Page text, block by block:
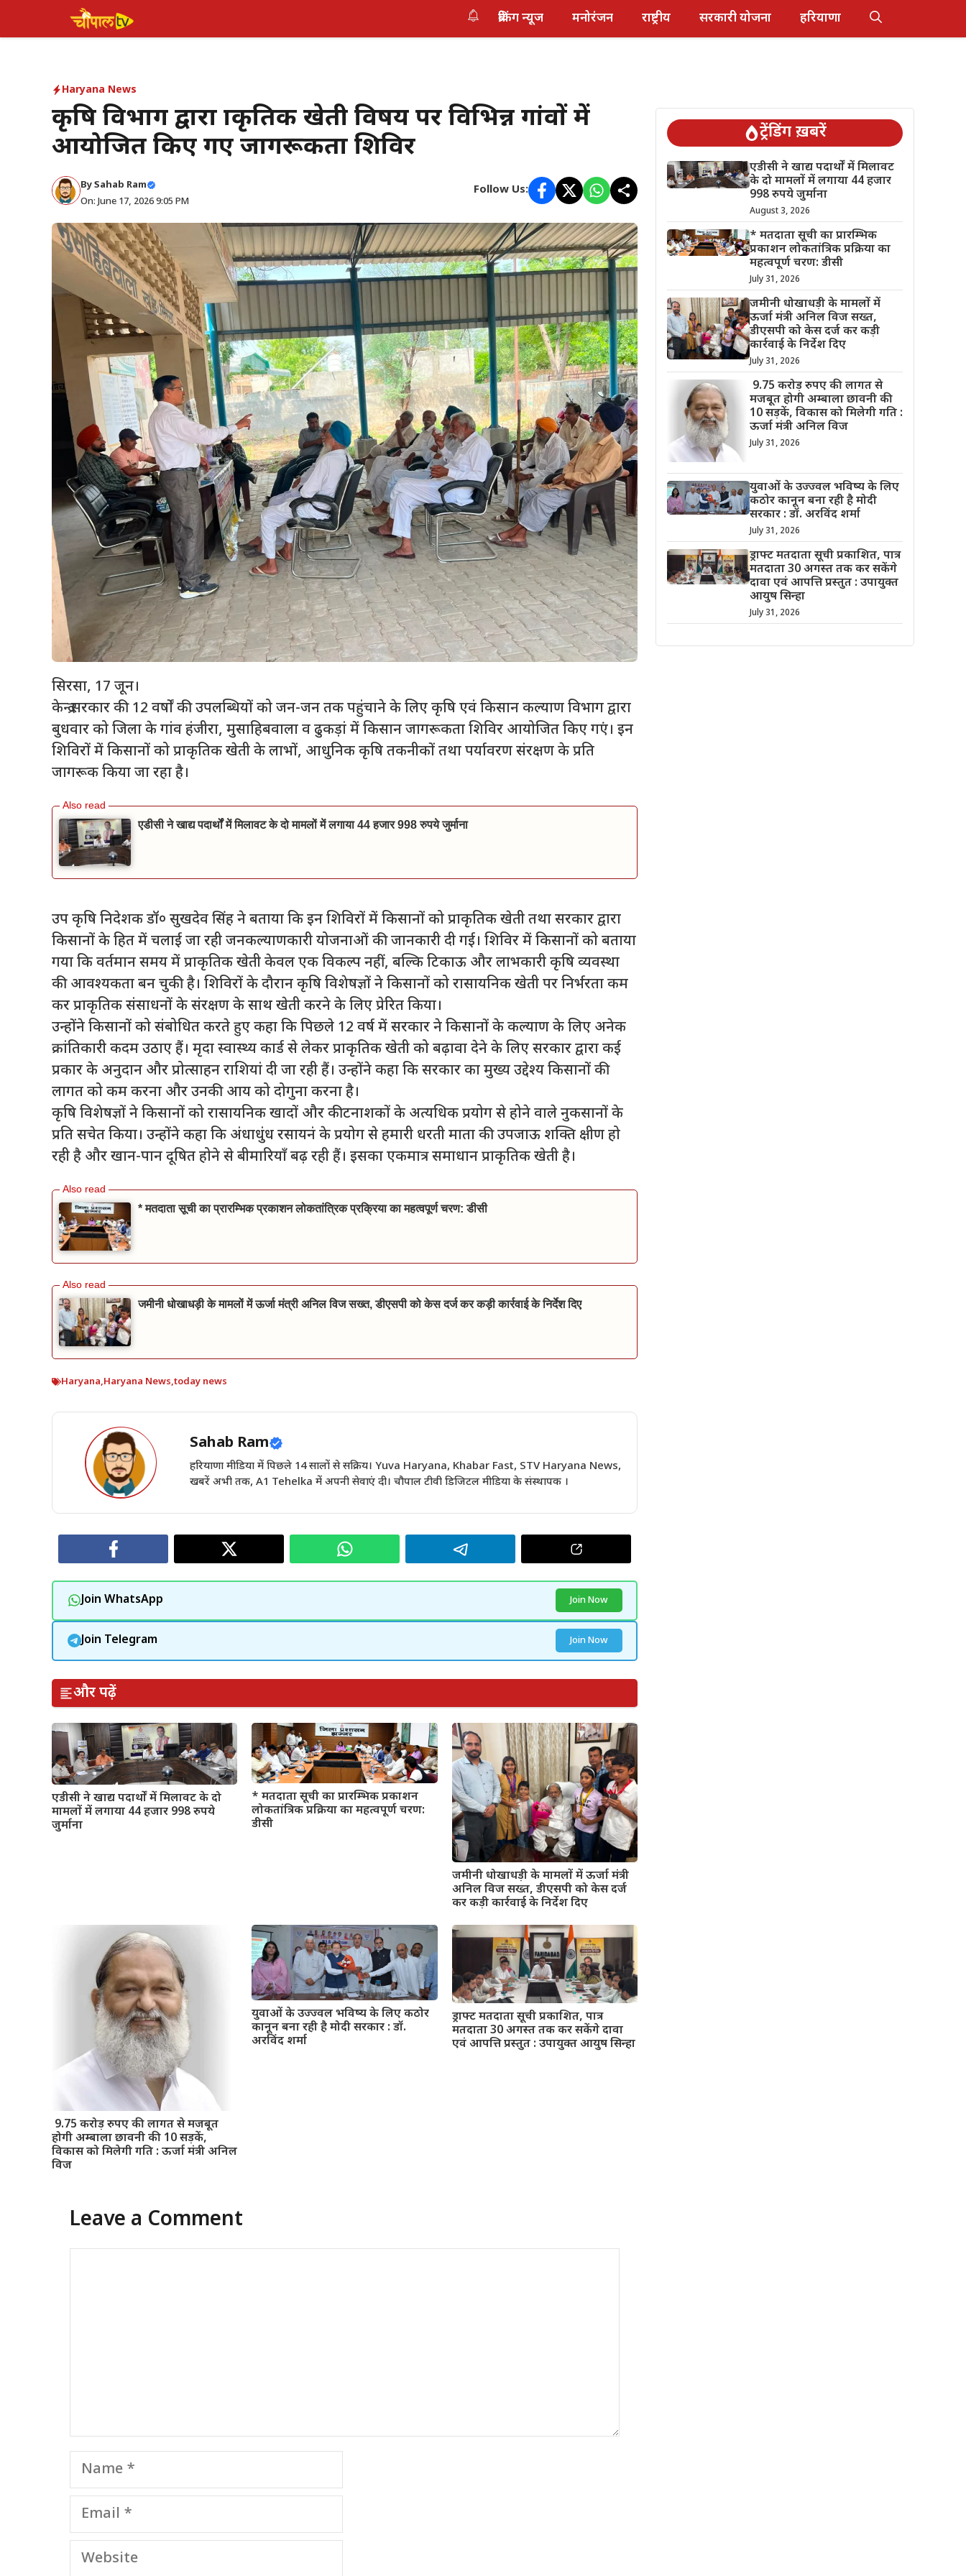
ब्रेकिंग न्यूज मनोरंजन राष्ट्रीय सरकारी योजना हरियाणा
Haryana News
कृषि विभाग द्वारा प्राकृतिक खेती विषय पर विभिन्न गांवों में
आयोजित किए गए जागरूकता शिविर
By Sahab Ram
On: June 17, 2026 9:05 PM
Follow Us:
सिरसा, 17 जून।
केन्द्र सरकार की 12 वर्षों की उपलब्धियों को जन-जन तक पहुंचाने के लिए कृषि एवं किसान कल्याण विभाग द्वारा
बुधवार को जिला के गांव हंजीरा, मुसाहिबवाला व ढुकड़ां में किसान जागरूकता शिविर आयोजित किए गएं। इन
शिविरों में किसानों को प्राकृतिक खेती के लाभों, आधुनिक कृषि तकनीकों तथा पर्यावरण संरक्षण के प्रति
जागरूक किया जा रहा है।
एडीसी ने खाद्य पदार्थों में मिलावट के दो मामलों में लगाया 44 हजार 998 रुपये जुर्माना
उप कृषि निदेशक डॉ० सुखदेव सिंह ने बताया कि इन शिविरों में किसानों को प्राकृतिक खेती तथा सरकार द्वारा
किसानों के हित में चलाई जा रही जनकल्याणकारी योजनाओं की जानकारी दी गई। शिविर में किसानों को बताया
गया कि वर्तमान समय में प्राकृतिक खेती केवल एक विकल्प नहीं, बल्कि टिकाऊ और लाभकारी कृषि व्यवस्था
की आवश्यकता बन चुकी है। शिविरों के दौरान कृषि विशेषज्ञों ने किसानों को रासायनिक खेती पर निर्भरता कम
कर प्राकृतिक संसाधनों के संरक्षण के साथ खेती करने के लिए प्रेरित किया।
उन्होंने किसानों को संबोधित करते हुए कहा कि पिछले 12 वर्ष में सरकार ने किसानों के कल्याण के लिए अनेक
क्रांतिकारी कदम उठाए हैं। मृदा स्वास्थ्य कार्ड से लेकर प्राकृतिक खेती को बढ़ावा देने के लिए सरकार द्वारा कई
प्रकार के अनुदान और प्रोत्साहन राशियां दी जा रही हैं। उन्होंने कहा कि सरकार का मुख्य उद्देश्य किसानों की
लागत को कम करना और उनकी आय को दोगुना करना है।
कृषि विशेषज्ञों ने किसानों को रासायनिक खादों और कीटनाशकों के अत्यधिक प्रयोग से होने वाले नुकसानों के
प्रति सचेत किया। उन्होंने कहा कि अंधाधुंध रसायनं के प्रयोग से हमारी धरती माता की उपजाऊ शक्ति क्षीण हो
रही है और खान-पान दूषित होने से बीमारियाँ बढ़ रही हैं। इसका एकमात्र समाधान प्राकृतिक खेती है।
* मतदाता सूची का प्रारम्भिक प्रकाशन लोकतांत्रिक प्रक्रिया का महत्वपूर्ण चरण: डीसी
जमीनी धोखाधड़ी के मामलों में ऊर्जा मंत्री अनिल विज सख्त, डीएसपी को केस दर्ज कर कड़ी कार्रवाई के निर्देश दिए
Haryana,Haryana News,today news
Sahab Ram
हरियाणा मीडिया में पिछले 14 सालों से सक्रिय। Yuva Haryana, Khabar Fast, STV Haryana News,
खबरें अभी तक, A1 Tehelka में अपनी सेवाएं दी। चौपाल टीवी डिजिटल मीडिया के संस्थापक ।
Join WhatsApp Join Now
Join Telegram Join Now
और पढ़ें
एडीसी ने खाद्य पदार्थों में मिलावट के दो
मामलों में लगाया 44 हजार 998 रुपये
जुर्माना
* मतदाता सूची का प्रारम्भिक प्रकाशन
लोकतांत्रिक प्रक्रिया का महत्वपूर्ण चरण:
डीसी
जमीनी धोखाधड़ी के मामलों में ऊर्जा मंत्री
अनिल विज सख्त, डीएसपी को केस दर्ज
कर कड़ी कार्रवाई के निर्देश दिए
9.75 करोड़ रुपए की लागत से मजबूत
होगी अम्बाला छावनी की 10 सड़कें,
विकास को मिलेगी गति : ऊर्जा मंत्री अनिल
विज
युवाओं के उज्ज्वल भविष्य के लिए कठोर
कानून बना रही है मोदी सरकार : डॉ.
अरविंद शर्मा
ड्राफ्ट मतदाता सूची प्रकाशित, पात्र
मतदाता 30 अगस्त तक कर सकेंगे दावा
एवं आपत्ति प्रस्तुत : उपायुक्त आयुष सिन्हा
Leave a Comment
Name
Email
Website
ट्रेंडिंग ख़बरें
एडीसी ने खाद्य पदार्थों में मिलावट
के दो मामलों में लगाया 44 हजार
998 रुपये जुर्माना
August 3, 2026
* मतदाता सूची का प्रारम्भिक
प्रकाशन लोकतांत्रिक प्रक्रिया का
महत्वपूर्ण चरण: डीसी
July 31, 2026
जमीनी धोखाधड़ी के मामलों में
ऊर्जा मंत्री अनिल विज सख्त,
डीएसपी को केस दर्ज कर कड़ी
कार्रवाई के निर्देश दिए
July 31, 2026
9.75 करोड़ रुपए की लागत से
मजबूत होगी अम्बाला छावनी की
10 सड़कें, विकास को मिलेगी गति :
ऊर्जा मंत्री अनिल विज
July 31, 2026
युवाओं के उज्ज्वल भविष्य के लिए
कठोर कानून बना रही है मोदी
सरकार : डॉ. अरविंद शर्मा
July 31, 2026
ड्राफ्ट मतदाता सूची प्रकाशित, पात्र
मतदाता 30 अगस्त तक कर सकेंगे
दावा एवं आपत्ति प्रस्तुत : उपायुक्त
आयुष सिन्हा
July 31, 2026